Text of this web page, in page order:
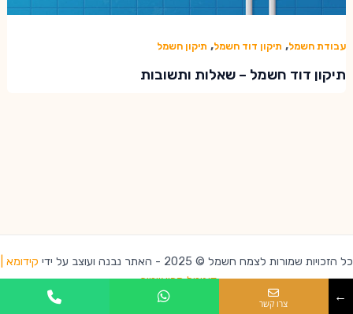
עבודת חשמל, תיקון דוד חשמל, תיקון חשמל
תיקון דוד חשמל – שאלות ותשובות
כל הזכויות שמורות לצמח חשמל © 2025 - האתר נבנה ועוצב על ידי
קידומא |
דיגיטל קריאייטיב
← צרו קשר